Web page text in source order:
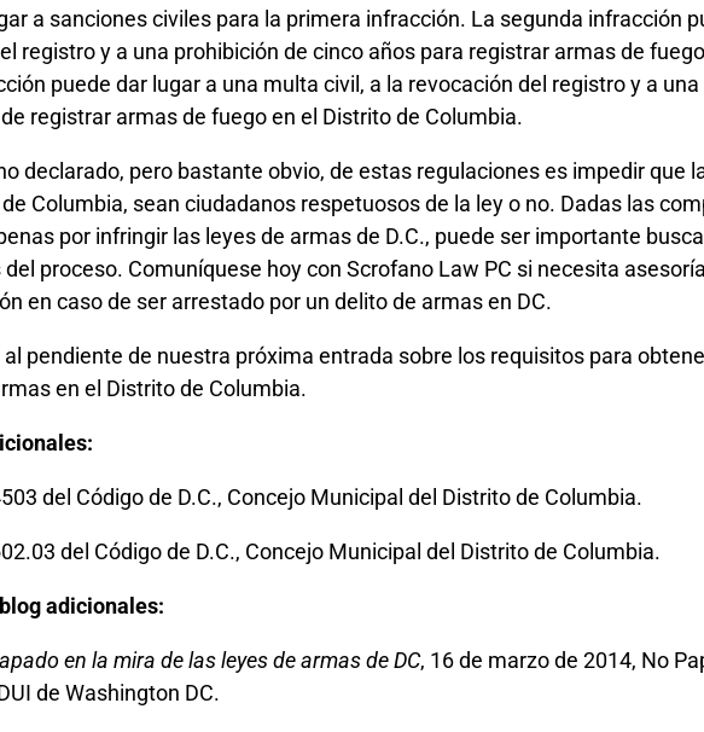
a sanciones civiles para la primera infracción. La segunda infracción
registro y a una prohibición de cinco años para registrar armas de
puede dar lugar a una multa civil, a la revocación del registro y a
registrar armas de fuego en el Distrito de Columbia.
declarado, pero bastante obvio, de estas regulaciones es impedir que
Columbia, sean ciudadanos respetuosos de la ley o no. Dadas las
por infringir las leyes de armas de D.C., puede ser importante
del proceso. Comuníquese hoy con Scrofano Law PC si necesita
en caso de ser arrestado por un delito de armas en DC.
pendiente de nuestra próxima entrada sobre los requisitos para
en el Distrito de Columbia.
del Código de D.C., Concejo Municipal del Distrito de Columbia.
del Código de D.C., Concejo Municipal del Distrito de Columbia.
adicionales:
en la mira de las leyes de armas de DC, 16 de marzo de 2014, No
de Washington DC.